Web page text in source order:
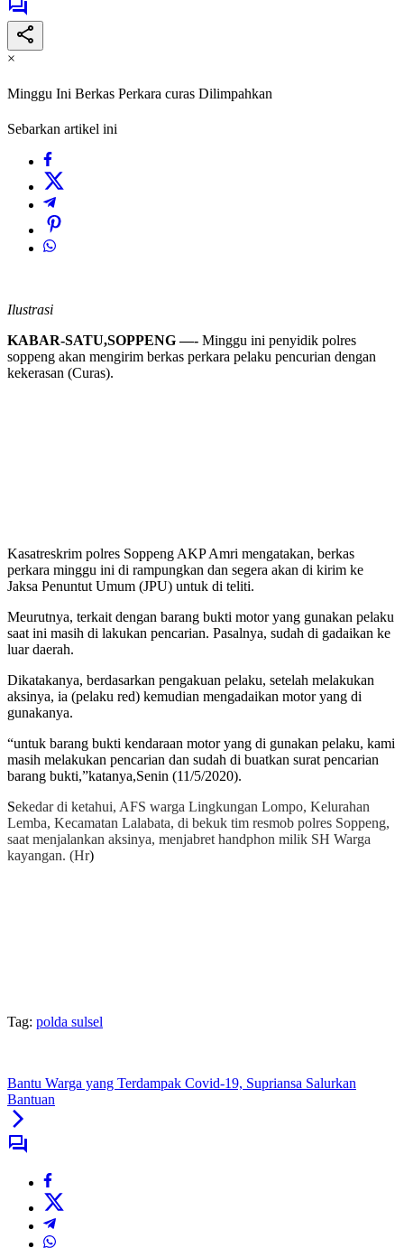
×
Minggu Ini Berkas Perkara curas Dilimpahkan
Sebarkan artikel ini
Ilustrasi
KABAR-SATU,SOPPENG —- Minggu ini penyidik polres
soppeng akan mengirim berkas perkara pelaku pencurian dengan
kekerasan (Curas).
Kasatreskrim polres Soppeng AKP Amri mengatakan, berkas
perkara minggu ini di rampungkan dan segera akan di kirim ke
Jaksa Penuntut Umum (JPU) untuk di teliti.
Meurutnya, terkait dengan barang bukti motor yang gunakan pelaku
saat ini masih di lakukan pencarian. Pasalnya, sudah di gadaikan ke
luar daerah.
Dikatakanya, berdasarkan pengakuan pelaku, setelah melakukan
aksinya, ia (pelaku red) kemudian mengadaikan motor yang di
gunakanya.
“untuk barang bukti kendaraan motor yang di gunakan pelaku, kami
masih melakukan pencarian dan sudah di buatkan surat pencarian
barang bukti,”katanya,Senin (11/5/2020).
Sekedar di ketahui, AFS warga Lingkungan Lompo, Kelurahan
Lemba, Kecamatan Lalabata, di bekuk tim resmob polres Soppeng,
saat menjalankan aksinya, menjabret handphon milik SH Warga
kayangan. (Hr)
Tag: polda sulsel
Bantu Warga yang Terdampak Covid-19, Supriansa Salurkan
Bantuan